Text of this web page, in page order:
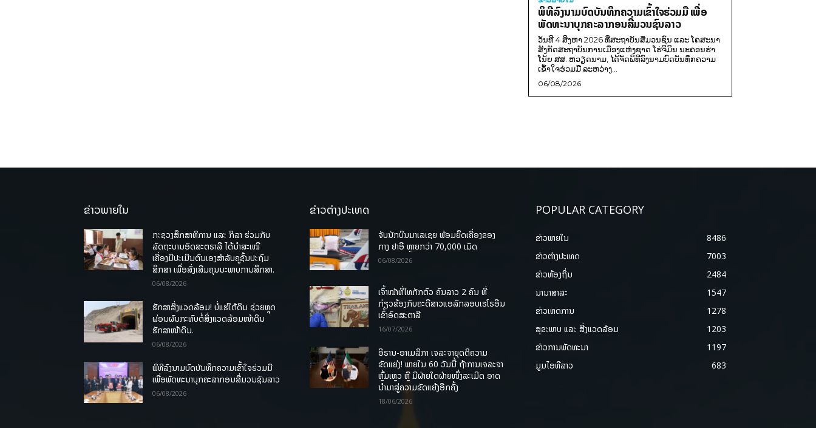
ພິທີລົງນາມບົດບັນທຶກຄວາມເຂົ້າໃຈຮ່ວມມື ເພື່ອ
ພັດທະນາບຸກຄະລາກອນສື່ມວນຊົນລາວ
ວັນທີ 4 ສິງຫາ 2026 ທີ່ສະຖາບັນສື່ມວນຊົນ ແລະ ໂຄສະນາ
ສັງກັດສະຖາບັນການເມືອງແຫ່ງຊາດ ໂຮ່ຈິມິນ ນະຄອນຮ່າ
ໂນ້ຍ ສສ. ຫວຽດນາມ, ໄດ້ຈັດພິທີລົງນາມບົດບັນທຶກຄວາມ
ເຂົ້າໃຈຮ່ວມມື ລະຫວ່າງ...
06/08/2026
ຂ່າວພາຍໃນ
ກະຊວງສຶກສາທິການ ແລະ ກິລາ ຮ່ວມກັບ
ລັດຖະບານອົດສະຕຣາລີ ໄດ້ນຳສະເໜີ
ເຄື່ອງມືປະເມີນຕົນເອງສຳລັບຄູຊັ້ນປະຖົມ
ສຶກສາ ເພື່ອສົ່ງເສີມຄຸນນະພາບການສຶກສາ.
06/08/2026
ຮັກສາສິ່ງແວດລ້ອມ! ບໍ່ແຮ່ໃຕ້ດິນ ຊ່ວຍຫຼຸດ
ຜ່ອນຜົນກະທົບຕໍ່ສິ່ງແວດລ້ອມໜ້າດິນ
ຮັກສາໜ້າດິນ.
06/08/2026
ພິທີລົງນາມບົດບັນທຶກຄວາມເຂົ້າໃຈຮ່ວມມື
ເພື່ອພັດທະນາບຸກຄະລາກອນສື່ມວນຊົນລາວ
06/08/2026
ຂ່າວຕ່າງປະເທດ
ຈັບນັກບິນມາເລເຊຍ ພ້ອມຍຶດເຄື່ອງຂອງ
ກາງ ຢາອີ ຫຼາຍກວ່າ 70,000 ເມັດ
06/08/2026
ເຈົ້າໜ້າທີ່ໄທກັກຕົວ ຄົນລາວ 2 ຄົນ ທີ່
ກ່ຽວຂ້ອງກັບຄະດີສາວແອລັກລອບເຮໂຣອີນ
ເຂົ້າອົດສະຕາລີ
16/07/2026
ອີຣານ-ອາເມລິກາ ເຈລະຈາຍຸດຕິຄວາມ
ຂັດແຍ່ງ! ພາຍໃນ 60 ວັນນີ້ ຖ້າການເຈລະຈາ
ຫຼົ້ມເຫຼວ ຫຼື ມີຝ່າຍໃດຝ່າຍໜຶ່ງລະເມີດ ອາດ
ນໍາມາສູ່ຄວາມຂັດແຍ້ງອີກຄັ້ງ
18/06/2026
POPULAR CATEGORY
ຂ່າວພາຍ​ໃນ
8486
ຂ່າວຕ່າງປະເທດ
7003
ຂ່າວທ້ອງຖິ່ນ
2484
ນານາສາລະ
1547
ຂ່າວເຫດການ
1278
ສຸຂະພາບ ແລະ ສີ່ງແວດລ້ອມ
1203
ຂ່າວການພັດທະນາ
1197
ມູມໄອທີລາວ
683